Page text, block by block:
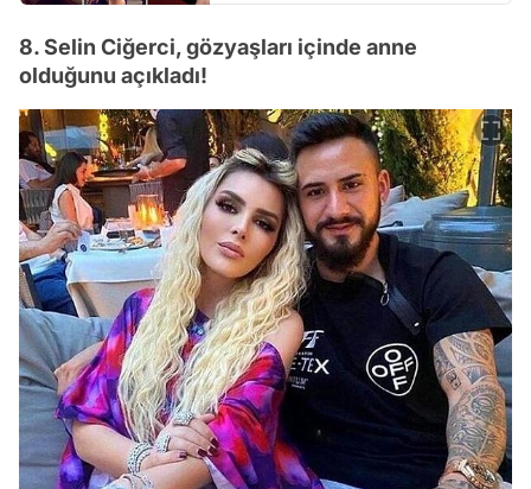
8. Selin Ciğerci, gözyaşları içinde anne
olduğunu açıkladı!